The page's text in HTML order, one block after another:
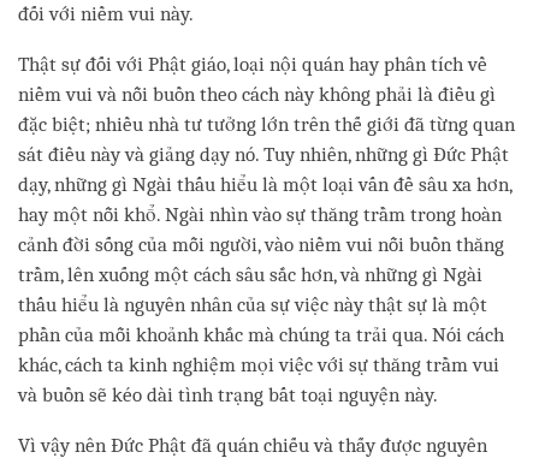
đối với niềm vui này.
Thật sự đối với Phật giáo, loại nội quán hay phân tích về
niềm vui và nỗi buồn theo cách này không phải là điều gì
đặc biệt; nhiều nhà tư tưởng lớn trên thế giới đã từng quan
sát điều này và giảng dạy nó. Tuy nhiên, những gì Đức Phật
dạy, những gì Ngài thấu hiểu là một loại vấn đề sâu xa hơn,
hay một nỗi khổ. Ngài nhìn vào sự thăng trầm trong hoàn
cảnh đời sống của mỗi người, vào niềm vui nỗi buồn thăng
trầm, lên xuống một cách sâu sắc hơn, và những gì Ngài
thấu hiểu là nguyên nhân của sự việc này thật sự là một
phần của mỗi khoảnh khắc mà chúng ta trải qua. Nói cách
khác, cách ta kinh nghiệm mọi việc với sự thăng trầm vui
và buồn sẽ kéo dài tình trạng bất toại nguyện này.
Vì vậy nên Đức Phật đã quán chiếu và thấy được nguyên